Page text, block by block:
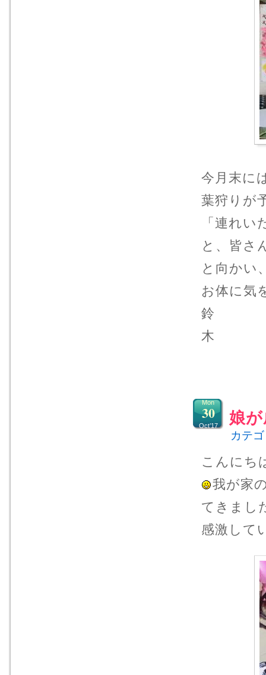
今月末に
葉狩りが
「連れ
と、皆さ
と向かい
お体に
鈴
娘
Mon
30
Oct’17
カテ
こんにち
我が家
てきまし
感激して